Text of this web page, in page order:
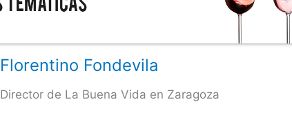
Florentino Fondevila
Director de La Buena Vida en Zaragoza